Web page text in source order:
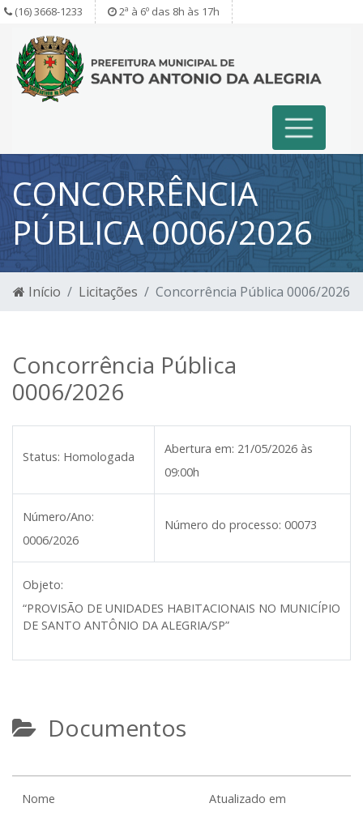
(16) 3668-1233 2ª à 6º das 8h às 17h
CONCORRÊNCIA
PÚBLICA 0006/2026
Início Licitações Concorrência Pública 0006/2026
Concorrência Pública
0006/2026
Status: Homologada
Abertura em: 21/05/2026 às
09:00h
Número/Ano:
0006/2026
Número do processo: 00073
Objeto:
“PROVISÃO DE UNIDADES HABITACIONAIS NO MUNICÍPIO
DE SANTO ANTÔNIO DA ALEGRIA/SP”
Documentos
Nome Atualizado em